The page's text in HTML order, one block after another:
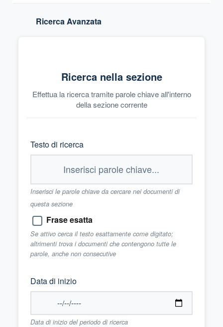
Ricerca Avanzata
Ricerca nella sezione
Effettua la ricerca tramite parole chiave all'interno
della sezione corrente
Testo di ricerca
Inserisci le parole chiave da cercare nei documenti di
questa sezione
Frase esatta
Se attivo cerca il testo esattamente come digitato;
altrimenti trova i documenti che contengono tutte le
parole, anche non consecutive
Data di inizio
Data di inizio del periodo di ricerca